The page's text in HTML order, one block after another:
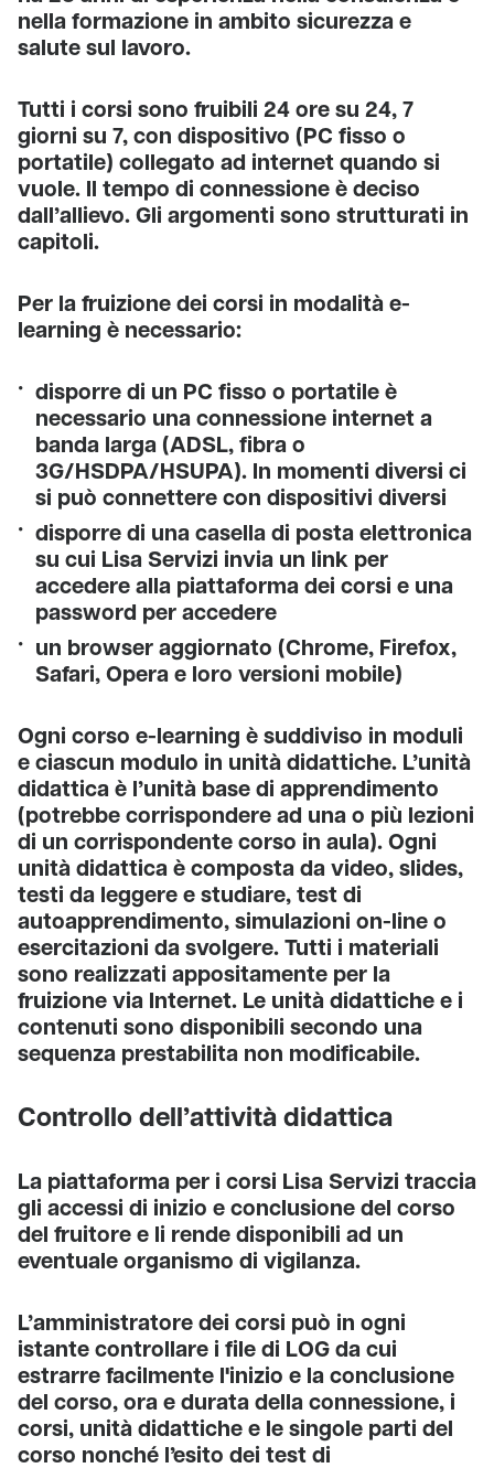
nella formazione in ambito sicurezza e
salute sul lavoro.
Tutti i corsi sono fruibili 24 ore su 24, 7
giorni su 7, con dispositivo (PC fisso o
portatile) collegato ad internet quando si
vuole. Il tempo di connessione è deciso
dall’allievo. Gli argomenti sono strutturati in
capitoli.
Per la fruizione dei corsi in modalità e-
learning è necessario:
disporre di un PC fisso o portatile è
necessario una connessione internet a
banda larga (ADSL, fibra o
3G/HSDPA/HSUPA). In momenti diversi ci
si può connettere con dispositivi diversi
disporre di una casella di posta elettronica
su cui Lisa Servizi invia un link per
accedere alla piattaforma dei corsi e una
password per accedere
un browser aggiornato (Chrome, Firefox,
Safari, Opera e loro versioni mobile)
Ogni corso e-learning è suddiviso in moduli
e ciascun modulo in unità didattiche. L’unità
didattica è l’unità base di apprendimento
(potrebbe corrispondere ad una o più lezioni
di un corrispondente corso in aula). Ogni
unità didattica è composta da video, slides,
testi da leggere e studiare, test di
autoapprendimento, simulazioni on-line o
esercitazioni da svolgere. Tutti i materiali
sono realizzati appositamente per la
fruizione via Internet. Le unità didattiche e i
contenuti sono disponibili secondo una
sequenza prestabilita non modificabile.
Controllo dell’attività didattica
La piattaforma per i corsi Lisa Servizi traccia
gli accessi di inizio e conclusione del corso
del fruitore e li rende disponibili ad un
eventuale organismo di vigilanza.
L’amministratore dei corsi può in ogni
istante controllare i file di LOG da cui
estrarre facilmente l'inizio e la conclusione
del corso, ora e durata della connessione, i
corsi, unità didattiche e le singole parti del
corso nonché l’esito dei test di